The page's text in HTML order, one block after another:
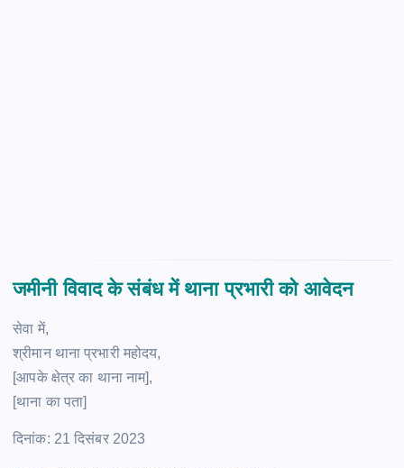
जमीनी विवाद के संबंध में थाना प्रभारी को आवेदन
सेवा में,
श्रीमान थाना प्रभारी महोदय,
[आपके क्षेत्र का थाना नाम],
[थाना का पता]
दिनांक: 21 दिसंबर 2023